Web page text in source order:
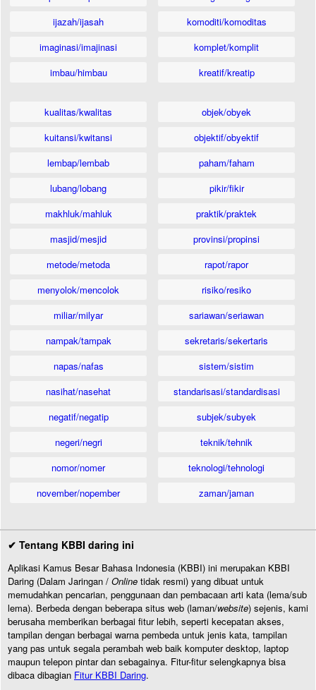
ijazah/ijasah
imaginasi/imajinasi
imbau/himbau
komoditi/komoditas
komplet/komplit
kreatif/kreatip
kualitas/kwalitas
kuitansi/kwitansi
lembap/lembab
lubang/lobang
makhluk/mahluk
masjid/mesjid
metode/metoda
menyolok/mencolok
miliar/milyar
nampak/tampak
napas/nafas
nasihat/nasehat
negatif/negatip
negeri/negri
nomor/nomer
november/nopember
objek/obyek
objektif/obyektif
paham/faham
pikir/fikir
praktik/praktek
provinsi/propinsi
rapot/rapor
risiko/resiko
sariawan/seriawan
sekretaris/sekertaris
sistem/sistim
standarisasi/standardisasi
subjek/subyek
teknik/tehnik
teknologi/tehnologi
zaman/jaman
✔ Tentang KBBI daring ini
Aplikasi Kamus Besar Bahasa Indonesia (KBBI) ini merupakan KBBI
Daring (Dalam Jaringan / Online tidak resmi) yang dibuat untuk
memudahkan pencarian, penggunaan dan pembacaan arti kata (lema/sub
lema). Berbeda dengan beberapa situs web (laman/website) sejenis, kami
berusaha memberikan berbagai fitur lebih, seperti kecepatan akses,
tampilan dengan berbagai warna pembeda untuk jenis kata, tampilan
yang pas untuk segala perambah web baik komputer desktop, laptop
maupun telepon pintar dan sebagainya. Fitur-fitur selengkapnya bisa
dibaca dibagian Fitur KBBI Daring.